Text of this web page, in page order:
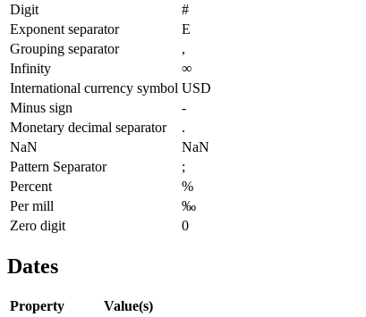
Digit
#
Exponent separator
E
Grouping separator
,
Infinity
∞
International currency symbol USD
Minus sign
-
Monetary decimal separator
.
NaN
NaN
Pattern Separator
;
Percent
%
Per mill
‰
Zero digit
0
Dates
Property
Value(s)